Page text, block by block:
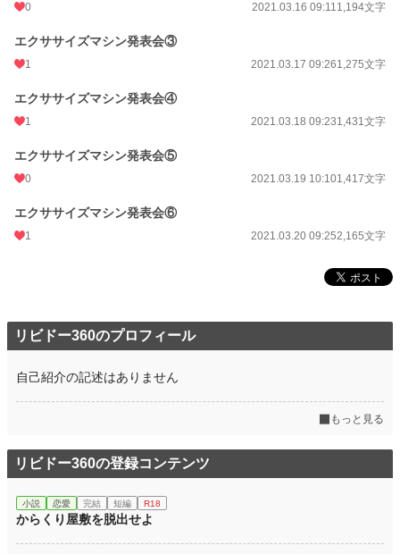
週間ポイント
月間ポイント 1,654 pt (17,883 位)
累計ポイント 106,281 pt (29,377 位)
0 2021.03.16 09:111,194文字
エクササイズマシン発表会③
1 2021.03.17 09:261,275文字
エクササイズマシン発表会④
1 2021.03.18 09:231,431文字
エクササイズマシン発表会⑤
0 2021.03.19 10:101,417文字
エクササイズマシン発表会⑥
1 2021.03.20 09:252,165文字
リビドー360のプロフィール
自己紹介の記述はありません
もっと見る
リビドー360の登録コンテンツ
小説 恋愛 完結 短編 R18
からくり屋敷を脱出せよ